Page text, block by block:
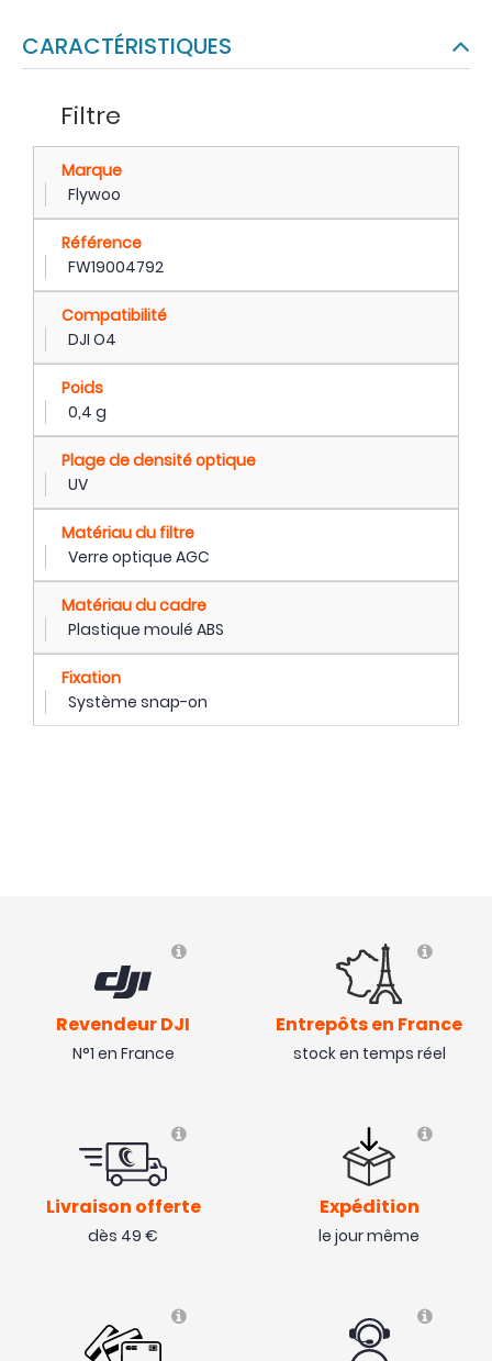
CARACTÉRISTIQUES
Filtre
Marque
Flywoo
Référence
FW19004792
Compatibilité
DJI O4
Poids
0,4 g
Plage de densité optique
UV
Matériau du filtre
Verre optique AGC
Matériau du cadre
Plastique moulé ABS
Fixation
Système snap-on
Revendeur DJI
N°1 en France
Entrepôts en France
stock en temps réel
Livraison offerte
dès 49 €
Expédition
le jour même